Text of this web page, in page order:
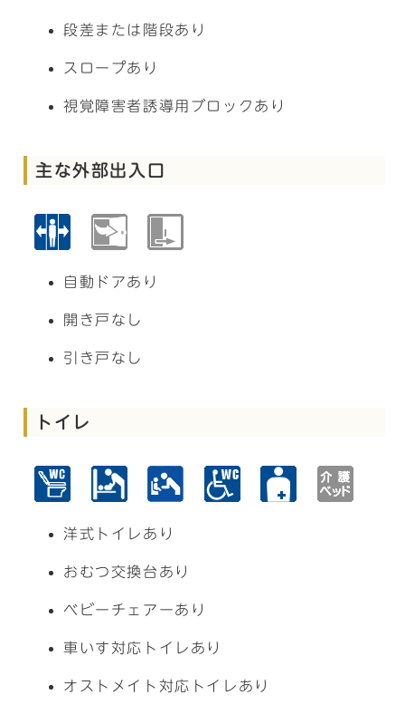
段差または階段あり
スロープあり
視覚障害者誘導用ブロックあり
主な外部出入口
自動ドアあり
開き戸なし
引き戸なし
トイレ
洋式トイレあり
おむつ交換台あり
ベビーチェアーあり
車いす対応トイレあり
オストメイト対応トイレあり